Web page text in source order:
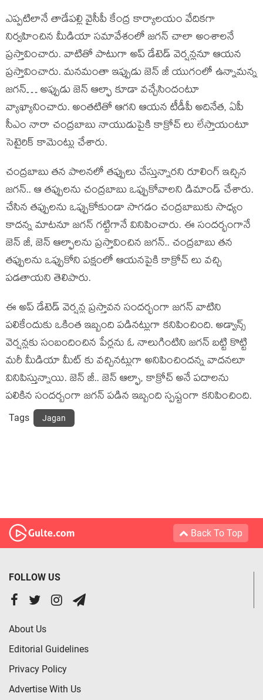
ఎప్పటిలానే తాడేపల్లి వైసీపీ కేంద్ర కార్యాలయం వేదికగా
నిర్వహించిన మీడియా సమావేశంలో జగన్ చాలా అంశాలనే
ప్రస్తావించారు. వాటితో పాటుగా అప్ డేటెడ్ వెర్షన్లనూ ఆయన
ప్రస్తావించారు. మనమంతా ఇప్పుడు జెన్ జీ యుగంలో ఉన్నామన్న
జగన్… అప్పుడు జెన్ ఆల్ఫా కూడా వచ్చేసిందంటూ
వ్యాఖ్యానించారు. అంతటితో ఆగని ఆయన టీడీపీ అదినేత, ఏపీ
సీఎం నారా చంద్రబాబు నాయుడుపైకి కాక్రోచ్ లు లేస్తాయంటూ
సెటైరిక్ కామెంట్లు చేశారు.
చంద్రబాబు తన పాలనలో తప్పులు చేస్తున్నారని రూలింగ్ ఇచ్చిన
జగన్.. ఆ తప్పులను చంద్రబాబు ఒప్పుకోవాలని డిమాండ్ చేశారు.
చేసిన తప్పులను ఒప్పుకోకుండా సాగడం చంద్రబాబుకు సాధ్యం
కాదన్న మాటనూ జగన్ గట్టిగానే వినిపించారు. ఈ సందర్భంగానే
జెన్ జీ, జెన్ ఆల్ఫాలను ప్రస్తావించిన జగన్.. చంద్రబాబు తన
తప్పులను ఒప్పుకోని పక్షంలో ఆయనపైకి కాక్రోచ్ లు వచ్చి
పడతాయని తెలిపారు.
ఈ అప్ డేటెడ్ వెర్షన్ల ప్రస్తావన సందర్భంగా జగన్ వాటిని
పలికేందుకు ఒకింత ఇబ్బంది పడినట్లుగా కనిపించింది. అడ్వాన్స్
వెర్షన్లకు సంబందించిన పేర్లను ఓ నాలుగింటిని జగన్ బట్టి కొట్టి
మరీ మీడియా మీట్ కు వచ్చినట్లుగా అనిపించిందన్న వాదనలూ
వినిపిస్తున్నాయి. జెన్ జీ.. జెన్ ఆల్ఫా, కాక్రోచ్ అనే పదాలను
పలికిన సందర్బంగా జగన్ పడిన ఇబ్బంది స్పష్టంగా కనిపించింది.
Tags Jagan
Back To Top
FOLLOW US
About Us
Editorial Guidelines
Privacy Policy
Advertise With Us